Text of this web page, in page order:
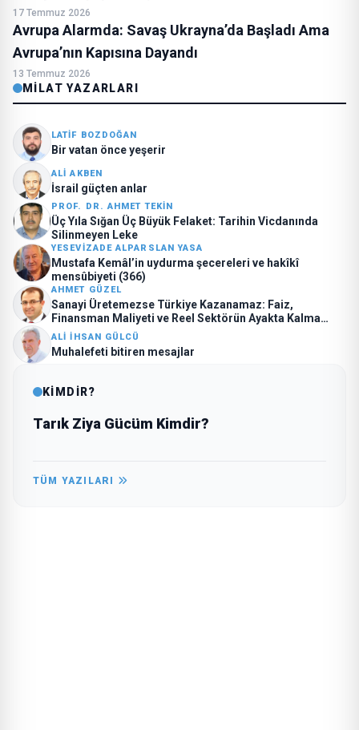
17 Temmuz 2026
Avrupa Alarmda: Savaş Ukrayna’da Başladı Ama
Avrupa’nın Kapısına Dayandı
13 Temmuz 2026
MILAT YAZARLARI
LATIF BOZDOĞAN
Bir vatan önce yeşerir
ALI AKBEN
İsrail güçten anlar
PROF. DR. AHMET TEKIN
Üç Yıla Sığan Üç Büyük Felaket: Tarihin Vicdanında
Silinmeyen Leke
YESEVIZADE ALPARSLAN YASA
Mustafa Kemâl’in uydurma şecereleri ve hakîkî
mensûbiyeti (366)
AHMET GÜZEL
Sanayi Üretemezse Türkiye Kazanamaz: Faiz,
Finansman Maliyeti ve Reel Sektörün Ayakta Kalma
Mücadelesi
ALI İHSAN GÜLCÜ
Muhalefeti bitiren mesajlar
KİMDİR?
Tarık Ziya Gücüm Kimdir?
TÜM YAZILARI